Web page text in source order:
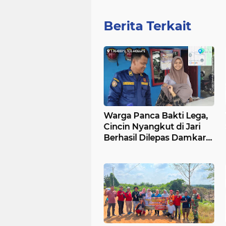
Berita Terkait
Warga Panca Bakti Lega,
Cincin Nyangkut di Jari
Berhasil Dilepas Damkar